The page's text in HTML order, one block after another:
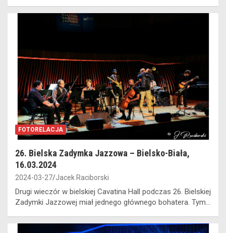
FOTORELACJA
26. Bielska Zadymka Jazzowa – Bielsko-Biała,
16.03.2024
2024-03-27 Jacek Raciborski
Drugi wieczór w bielskiej Cavatina Hall podczas 26. Bielskiej
Zadymki Jazzowej miał jednego głównego bohatera. Tym…